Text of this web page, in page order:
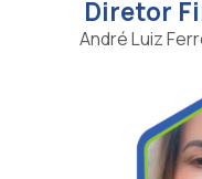
Diretor
André Luiz